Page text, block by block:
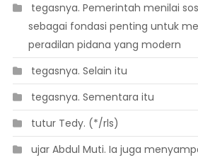
 tegasnya. Pemerintah menilai
sebagai fondasi penting untuk
peradilan pidana yang modern
 tegasnya. Selain itu
 tegasnya. Sementara itu
 tutur Tedy. (*/rls)
 ujar Abdul Muti. Ia juga